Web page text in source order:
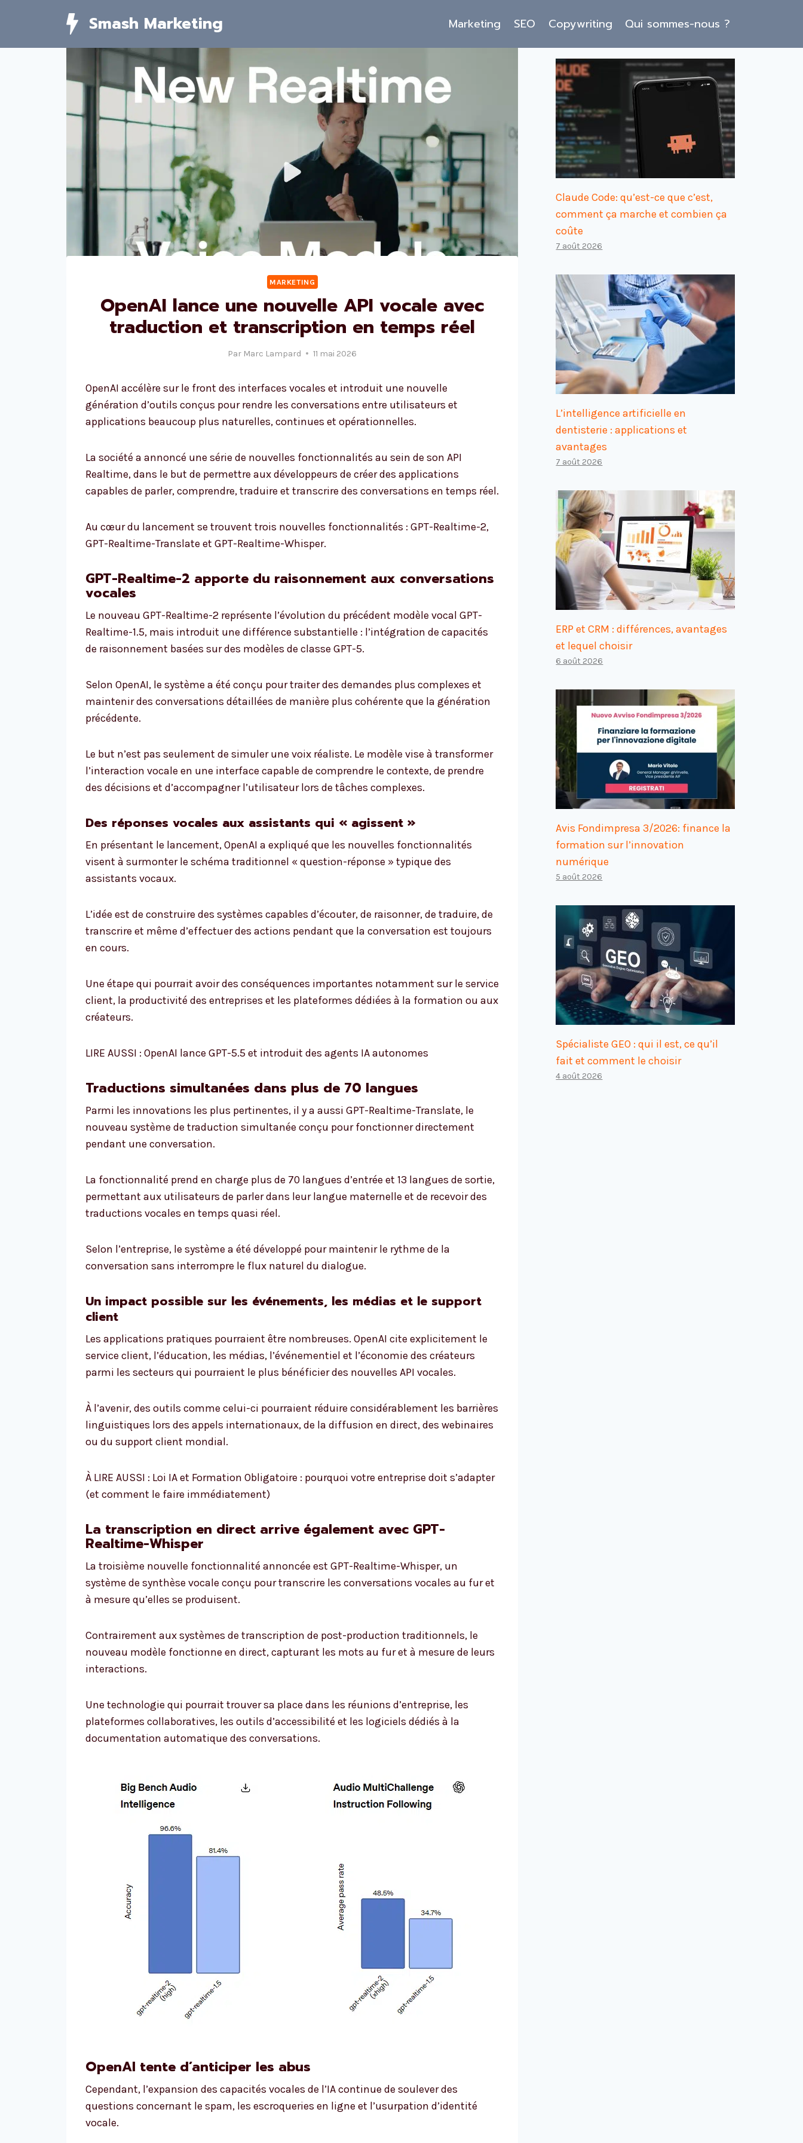
Smash Marketing Marketing SEO Copywriting Qui sommes-nous ?
MARKETING
OpenAI lance une nouvelle API vocale avec
traduction et transcription en temps réel
Par Marc Lampard 11 mai 2026
OpenAI accélère sur le front des interfaces vocales et introduit une nouvelle
génération d’outils conçus pour rendre les conversations entre utilisateurs et
applications beaucoup plus naturelles, continues et opérationnelles.
La société a annoncé une série de nouvelles fonctionnalités au sein de son API
Realtime, dans le but de permettre aux développeurs de créer des applications
capables de parler, comprendre, traduire et transcrire des conversations en temps réel.
Au cœur du lancement se trouvent trois nouvelles fonctionnalités : GPT-Realtime-2,
GPT-Realtime-Translate et GPT-Realtime-Whisper.
GPT-Realtime-2 apporte du raisonnement aux conversations
vocales
Le nouveau GPT-Realtime-2 représente l’évolution du précédent modèle vocal GPT-
Realtime-1.5, mais introduit une différence substantielle : l’intégration de capacités
de raisonnement basées sur des modèles de classe GPT-5.
Selon OpenAI, le système a été conçu pour traiter des demandes plus complexes et
maintenir des conversations détaillées de manière plus cohérente que la génération
précédente.
Le but n’est pas seulement de simuler une voix réaliste. Le modèle vise à transformer
l’interaction vocale en une interface capable de comprendre le contexte, de prendre
des décisions et d’accompagner l’utilisateur lors de tâches complexes.
Des réponses vocales aux assistants qui « agissent »
En présentant le lancement, OpenAI a expliqué que les nouvelles fonctionnalités
visent à surmonter le schéma traditionnel « question-réponse » typique des
assistants vocaux.
L’idée est de construire des systèmes capables d’écouter, de raisonner, de traduire, de
transcrire et même d’effectuer des actions pendant que la conversation est toujours
en cours.
Une étape qui pourrait avoir des conséquences importantes notamment sur le service
client, la productivité des entreprises et les plateformes dédiées à la formation ou aux
créateurs.
LIRE AUSSI : OpenAI lance GPT-5.5 et introduit des agents IA autonomes
Traductions simultanées dans plus de 70 langues
Parmi les innovations les plus pertinentes, il y a aussi GPT-Realtime-Translate, le
nouveau système de traduction simultanée conçu pour fonctionner directement
pendant une conversation.
La fonctionnalité prend en charge plus de 70 langues d’entrée et 13 langues de sortie,
permettant aux utilisateurs de parler dans leur langue maternelle et de recevoir des
traductions vocales en temps quasi réel.
Selon l’entreprise, le système a été développé pour maintenir le rythme de la
conversation sans interrompre le flux naturel du dialogue.
Un impact possible sur les événements, les médias et le support
client
Les applications pratiques pourraient être nombreuses. OpenAI cite explicitement le
service client, l’éducation, les médias, l’événementiel et l’économie des créateurs
parmi les secteurs qui pourraient le plus bénéficier des nouvelles API vocales.
À l’avenir, des outils comme celui-ci pourraient réduire considérablement les barrières
linguistiques lors des appels internationaux, de la diffusion en direct, des webinaires
ou du support client mondial.
À LIRE AUSSI : Loi IA et Formation Obligatoire : pourquoi votre entreprise doit s’adapter
(et comment le faire immédiatement)
La transcription en direct arrive également avec GPT-
Realtime-Whisper
La troisième nouvelle fonctionnalité annoncée est GPT-Realtime-Whisper, un
système de synthèse vocale conçu pour transcrire les conversations vocales au fur et
à mesure qu’elles se produisent.
Contrairement aux systèmes de transcription de post-production traditionnels, le
nouveau modèle fonctionne en direct, capturant les mots au fur et à mesure de leurs
interactions.
Une technologie qui pourrait trouver sa place dans les réunions d’entreprise, les
plateformes collaboratives, les outils d’accessibilité et les logiciels dédiés à la
documentation automatique des conversations.
OpenAI tente d’anticiper les abus
Cependant, l’expansion des capacités vocales de l’IA continue de soulever des
questions concernant le spam, les escroqueries en ligne et l’usurpation d’identité
vocale.
Claude Code: qu’est-ce que c’est,
comment ça marche et combien ça
coûte
7 août 2026
L’intelligence artificielle en
dentisterie : applications et
avantages
7 août 2026
ERP et CRM : différences, avantages
et lequel choisir
6 août 2026
Avis Fondimpresa 3/2026: finance la
formation sur l’innovation
numérique
5 août 2026
Spécialiste GEO : qui il est, ce qu’il
fait et comment le choisir
4 août 2026